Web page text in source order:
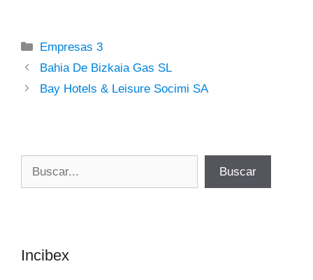
Categorías
Empresas 3
Bahia De Bizkaia Gas SL
Bay Hotels & Leisure Socimi SA
Buscar
Incibex